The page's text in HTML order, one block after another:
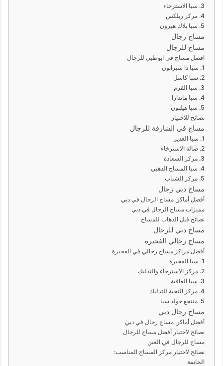
3. سبا الاسترخاء
4. مركز ريلكس
5. سبا بلاك هيرون
مساج رجال
مساج للرجال
افضل مساج في ابوظبي للرجال
1. سبا ذا شيراتون
2. سبا كاسل
3. سبا القرم
4. سبا ماندارا
5. سبا هيلتون
نصائح للاختيار
مساج في الشارقة للرجال
1. سبا الغدير
2. صالة الاسترخاء
3. مركز السعادة
4. سبا المساج الذهبي
5. مركز الشباب
مساج دبي رجال
أفضل أماكن مساج الرجال في دبي
مميزات مساج الرجال في دبي
نصائح قبل الذهاب للمساج
مساج دبي للرجال
مساج رجالي الفجيرة
أفضل مراكز مساج رجالي في الفجيرة
1. سبا الفجيرة
2. مركز الاسترخاء والتدليك
3. سبا العافية
4. مركز النخبة للتدليك
5. منتجع جولد سبا
مساج رجال دبي
أفضل أماكن مساج رجال في دبي
نصائح لاختيار أفضل مساج للرجال
مساج للرجال في العين
نصائح لاختيار مركز المساج المناسب:
الخاتمة